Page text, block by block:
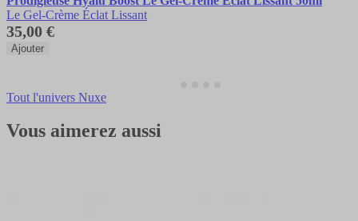
Le Gel-Crème Éclat Lissant
35,00 €
Ajouter
Tout l'univers Nuxe
Vous aimerez aussi